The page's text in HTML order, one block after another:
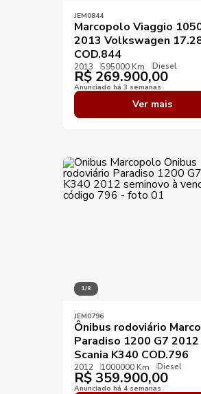
JEM0844
Marcopolo Viaggio
2013 Volkswagen
COD.844
2013 595000 Km Diesel
R$ 269.900,00
Anunciado há 3 semanas
Ver mais
1/8
JEM0796
Ônibus rodoviário
Paradiso 1200 G7 2012
Scania K340 COD.796
2012 1000000 Km Diesel
R$ 359.900,00
Anunciado há 4 semanas